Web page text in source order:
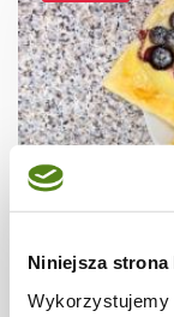
Niniejsza
Wykorzystujemy
CIASTECZKA
Ciastka